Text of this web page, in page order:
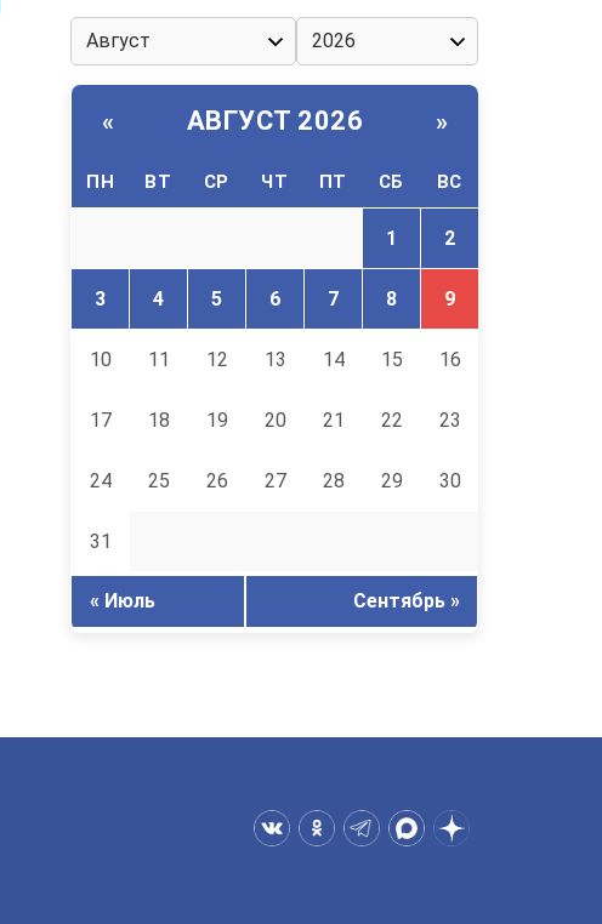
« АВГУСТ 2026 »
ПН ВТ СР ЧТ ПТ СБ ВС
1 2
3 4 5 6 7 8 9
10 11 12 13 14 15 16
17 18 19 20 21 22 23
24 25 26 27 28 29 30
31
« Июль Сентябрь »